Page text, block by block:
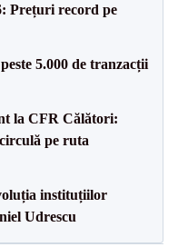
Prețuri record pe
5.000 de tranzacții
la CFR Călători:
pe ruta
instituțiilor
Udrescu